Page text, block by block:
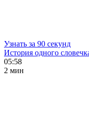
Узнать за 90 секунд
История одного
05:58
2 мин